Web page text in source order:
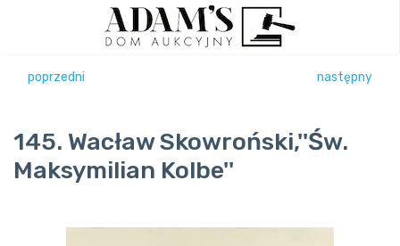
poprzedni następny
145. Wacław Skowroński,''Św.
Maksymilian Kolbe''